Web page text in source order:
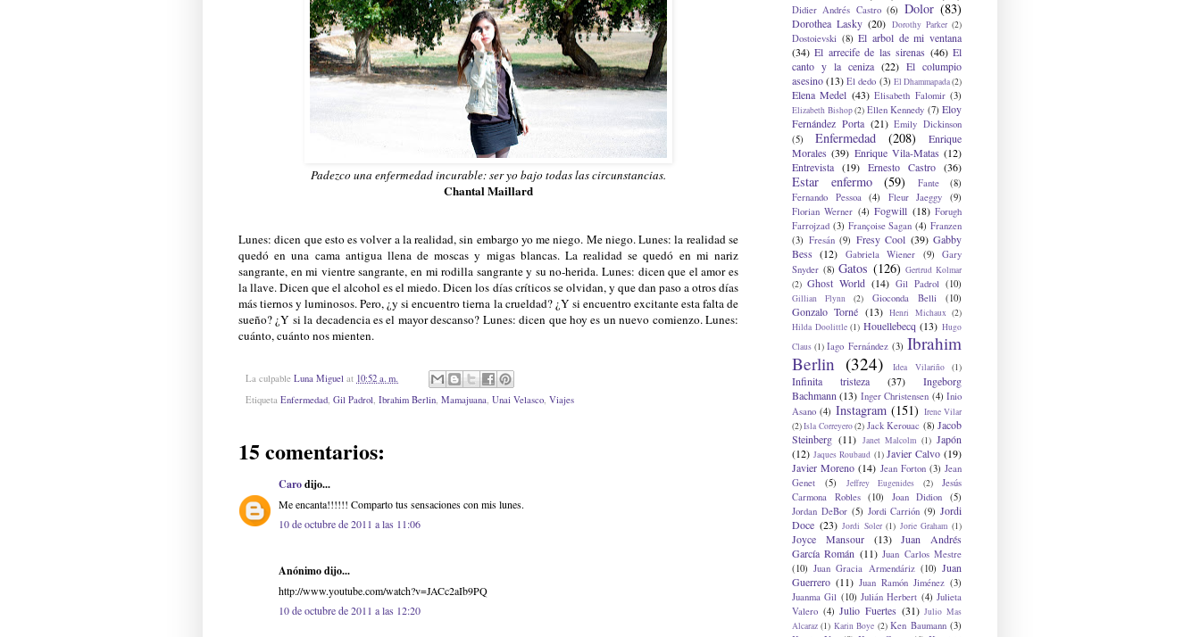
Padezco una enfermedad incurable: ser yo bajo todas las circunstancias.
Chantal Maillard
Lunes: dicen que esto es volver a la realidad, sin embargo yo me niego. Me niego. Lunes: la realidad se
quedó en una cama antigua llena de moscas y migas blancas. La realidad se quedó en mi nariz
sangrante, en mi vientre sangrante, en mi rodilla sangrante y su no-herida. Lunes: dicen que el amor es
la llave. Dicen que el alcohol es el miedo. Dicen los días críticos se olvidan, y que dan paso a otros días
más tiernos y luminosos. Pero, ¿y si encuentro tierna la crueldad? ¿Y si encuentro excitante esta falta de
sueño? ¿Y si la decadencia es el mayor descanso? Lunes: dicen que hoy es un nuevo comienzo. Lunes:
cuánto, cuánto nos mienten.
La culpable Luna Miguel at 10:52 a. m.
Etiqueta Enfermedad, Gil Padrol, Ibrahim Berlin, Mamajuana, Unai Velasco, Viajes
15 comentarios:
Carodijo...
Me encanta!!!!!! Comparto tus sensaciones con mis lunes.
10 de octubre de 2011 a las 11:06
Anónimo dijo...
http://www.youtube.com/watch?v=JACc2aIb9PQ
10 de octubre de 2011 a las 12:20
Didier Andrés Castro (6) Dolor (83)
Dorothea Lasky (20) Dorothy Parker (2)
Dostoievski (8) El arbol de mi ventana
(34) El arrecife de las sirenas (46) El
canto y la ceniza (22) El columpio
asesino(13) El dedo (3) El Dhammapada(2)
Elena Medel (43) Elisabeth Falomir (3)
Elizabeth Bishop(2) Ellen Kennedy (7) Eloy
Fernández Porta (21) Emily Dickinson
(5)
Enfermedad (208)
Enrique
Morales (39) Enrique Vila-Matas (12)
Entrevista (19) Ernesto Castro (36)
Estar enfermo (59) Fante
(8)
Fernando Pessoa
(4) Fleur Jaeggy
(9)
Florian Werner (4) Fogwill (18) Forugh
Farrojzad (3) Françoise Sagan (4) Franzen
(3) Fresán (9) Fresy Cool (39) Gabby
Bess (12) Gabriela Wiener (9)
Gary
Snyder (8) Gatos (126) Gertrud Kolmar
(2) Ghost World (14) Gil Padrol (10)
Gillian Flynn (2) Gioconda Belli (10)
Gonzalo Torné (13) Henri Michaux (2)
Hilda Doolittle (1) Houellebecq (13) Hugo
Claus (1) Iago Fernández (3) Ibrahim
Berlin (324) Idea Vilariño (1)
Infinita tristeza (37)
Ingeborg
Bachmann (13) Inger Christensen (4) Inio
Asano (4) Instagram (151) Irene Vilar
(2)Isla Correyero(2) Jack Kerouac (8) Jacob
Steinberg (11) Janet Malcolm (1) Japón
(12) Jaques Roubaud (1) Javier Calvo (19)
Javier Moreno (14) Jean Forton (3) Jean
Genet
(5) Jeffrey Eugenides (2)
Jesús
Carmona Robles
(10) Joan Didion
(5)
Jordan DeBor (5) Jordi Carrión (9) Jordi
Doce (23) Jordi Soler (1) Jorie Graham (1)
Joyce Mansour (13)
Juan Andrés
García Román (11) Juan Carlos Mestre
(10) Juan Gracia Armendáriz (10) Juan
Guerrero (11) Juan Ramón Jiménez (3)
Juanma Gil (10) Julián Herbert (4) Julieta
Valero (4) Julio Fuertes (31) Julio Mas
Alcaraz (1) Karin Boye (2) Ken Baumann (3)